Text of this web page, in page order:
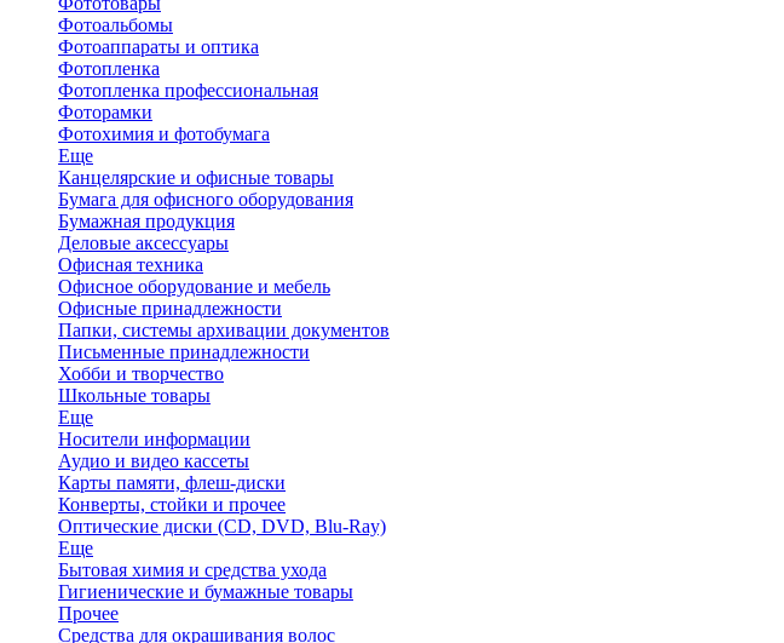
Фотоальбомы
Фотоаппараты и оптика
Фотопленка
Фотопленка профессиональная
Фоторамки
Фотохимия и фотобумага
Еще
Канцелярские и офисные товары
Бумага для офисного оборудования
Бумажная продукция
Деловые аксессуары
Офисная техника
Офисное оборудование и мебель
Офисные принадлежности
Папки, системы архивации документов
Письменные принадлежности
Хобби и творчество
Школьные товары
Еще
Носители информации
Аудио и видео кассеты
Карты памяти, флеш-диски
Конверты, стойки и прочее
Оптические диски (CD, DVD, Blu-Ray)
Еще
Бытовая химия и средства ухода
Гигиенические и бумажные товары
Прочее
Средства для окрашивания волос